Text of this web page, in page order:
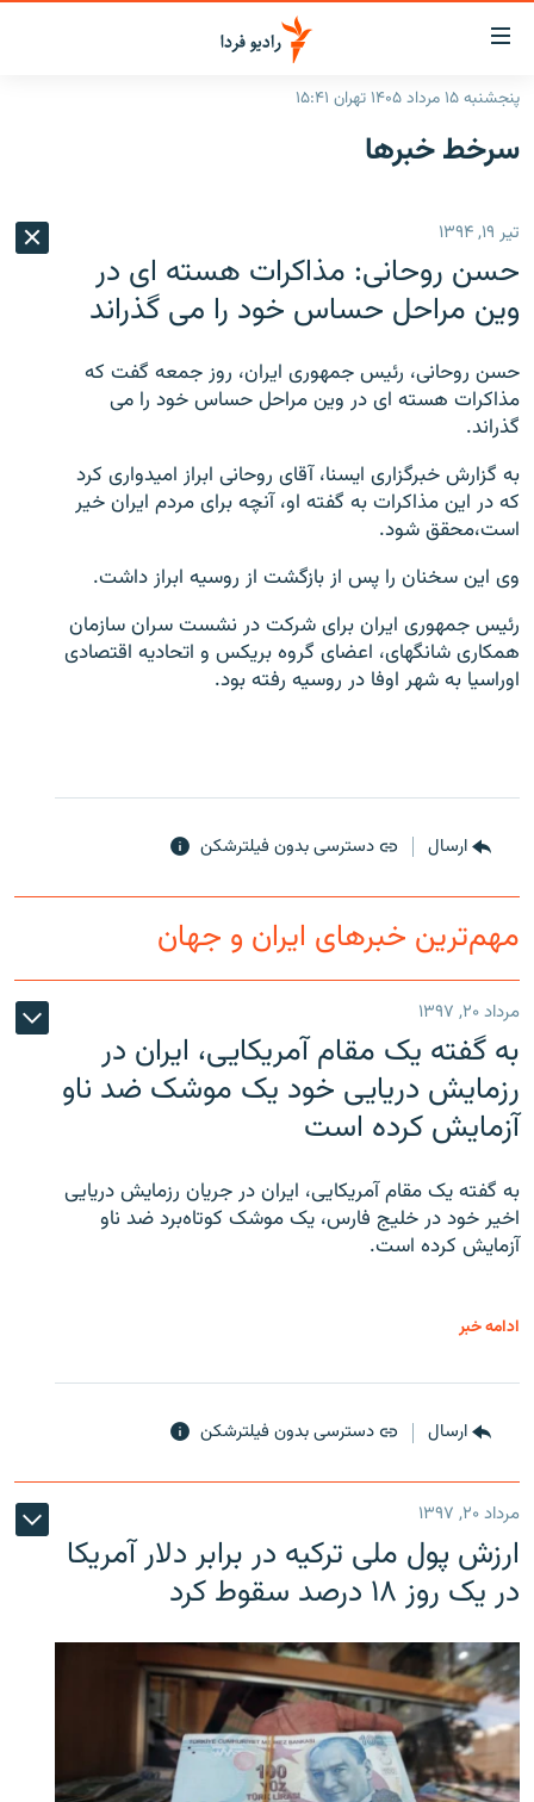
لینک‌های
قابلیت
دسترسی
بازگشت
اصلی
رفتن
صفحه
ایران
انتخاب کنید و بشنوید
فرکانس‌ها
پادکست
گزارش‌های تصویری
گزارش‌های ویدئویی
زنان فردا
English
به ما بپیوندید
زبان‌های دیگر
پنجشنبه ۱۵ مرداد ۱۴۰۵ تهران ۱۵:۴۱
سرخط‌ خبرها
تیر ۱۹, ۱۳۹۴
حسن روحانی: مذاکرات هسته ای در
وین مراحل حساس خود را می گذراند
حسن روحانی، رئیس جمهوری ایران، روز جمعه گفت که
مذاکرات هسته ای در وین مراحل حساس خود را می
گذراند.
به گزارش خبرگزاری ایسنا، آقای روحانی ابراز امیدواری کرد
که در این مذاکرات به گفته او،‌ آنچه برای مردم ایران خیر
است،‌محقق شود.
وی این سخنان را پس از بازگشت از روسیه ابراز داشت.
رئیس جمهوری ایران برای شرکت در نشست سران سازمان
همکاری شانگهای، اعضای گروه بریکس و اتحادیه اقتصادی
اوراسیا به شهر اوفا در روسیه رفته بود.
ارسال دسترسی بدون فیلترشکن
مهم‌ترین خبرهای ایران و جهان
مرداد ۲۰, ۱۳۹۷
به گفته یک مقام آمریکایی، ایران در
رزمایش دریایی خود یک موشک ضد ناو
آزمایش کرده است
به گفته یک مقام آمریکایی، ایران در جریان رزمایش دریایی
اخیر خود در خلیج فارس، یک موشک کوتاه‌برد ضد ناو
آزمایش کرده است.
ادامه خبر
ارسال دسترسی بدون فیلترشکن
مرداد ۲۰, ۱۳۹۷
ارزش پول ملی ترکیه در برابر دلار آمریکا
در یک روز ۱۸ درصد سقوط کرد